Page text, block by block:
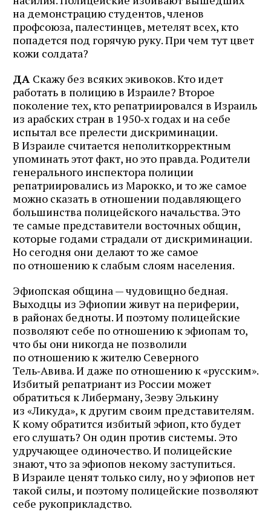
на демонстрацию студентов, членов
профсоюза, палестинцев, метелят всех, кто
попадется под горячую руку. При чем тут цвет
кожи солдата?
ДА Скажу без всяких экивоков. Кто идет
работать в полицию в Израиле? Второе
поколение тех, кто репатриировался в Израиль
из арабских стран в 1950‑х годах и на себе
испытал все прелести дискриминации.
В Израиле считается неполиткорректным
упоминать этот факт, но это правда. Родители
генерального инспектора полиции
репатриировались из Марокко, и то же самое
можно сказать в отношении подавляющего
большинства полицейского начальства. Это
те самые представители восточных общин,
которые годами страдали от дискриминации.
Но сегодня они делают то же самое
по отношению к слабым слоям населения.
Эфиопская община — чудовищно бедная.
Выходцы из Эфиопии живут на периферии,
в районах бедноты. И поэтому полицейские
позволяют себе по отношению к эфиопам то,
что бы они никогда не позволили
по отношению к жителю Северного
Тель‑Авива. И даже по отношению к «русским».
Избитый репатриант из России может
обратиться к Либерману, Зеэву Элькину
из «Ликуда», к другим своим представителям.
К кому обратится избитый эфиоп, кто будет
его слушать? Он один против системы. Это
удручающее одиночество. И полицейские
знают, что за эфиопов некому заступиться.
В Израиле ценят только силу, но у эфиопов нет
такой силы, и поэтому полицейские позволяют
себе рукоприкладство.